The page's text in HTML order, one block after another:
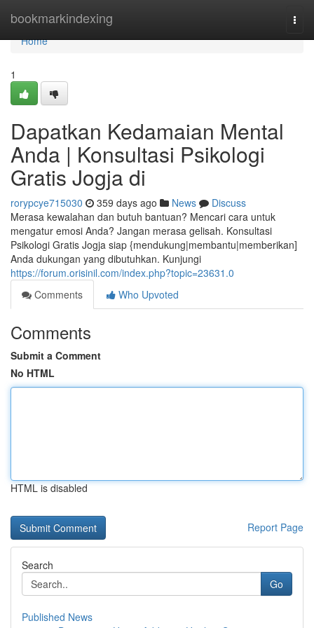
bookmarkindexing
Home
Home
1
Dapatkan Kedamaian Mental
Anda | Konsultasi Psikologi
Gratis Jogja di
rorypcye715030 359 days ago News
Discuss
Merasa kewalahan dan butuh bantuan? Mencari cara untuk
mengatur emosi Anda? Jangan merasa gelisah. Konsultasi
Psikologi Gratis Jogja siap {mendukung|membantu|memberikan]
Anda dukungan yang dibutuhkan. Kunjungi
https://forum.orisinil.com/index.php?topic=23631.0
Comments
Who Upvoted
Comments
Submit a Comment
No HTML
HTML is disabled
Report Page
Search
Go
Published News